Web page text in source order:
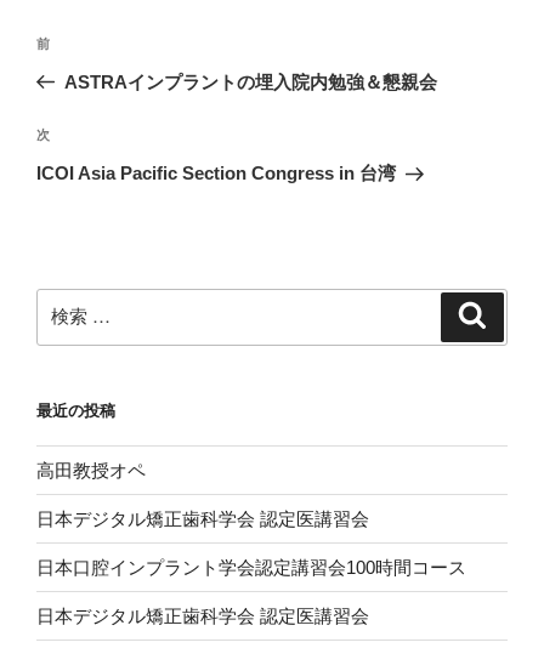
投
ビ
ゲ
ン
過
去
投
稿
前
ASTRAインプラントの埋入院内勉強＆懇親会
次
の
次
ICOI Asia Pacific Section Congress in 台湾
索:
最近の投稿
高田教授オペ
日本デジタル矯正歯科学会 認定医講習会
日本口腔インプラント学会認定講習会100時間コース
日本デジタル矯正歯科学会 認定医講習会